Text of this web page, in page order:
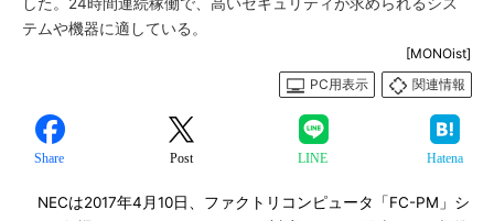
テムや機器に適している。
[MONOist]
PC用表示
関連情報
Share Post LINE Hatena
NECは2017年4月10日、ファクトリコンピュータ「FC-PM」シ